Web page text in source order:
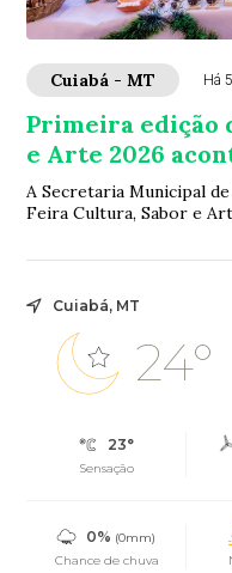
Cuiabá - MT Há
Primeira edição
e Arte 2026
A Secretaria Municipal
Feira Cultura, Sabor e
Cuiabá, MT
24°
23°
Sensação
0% (0mm)
Chance de chuva